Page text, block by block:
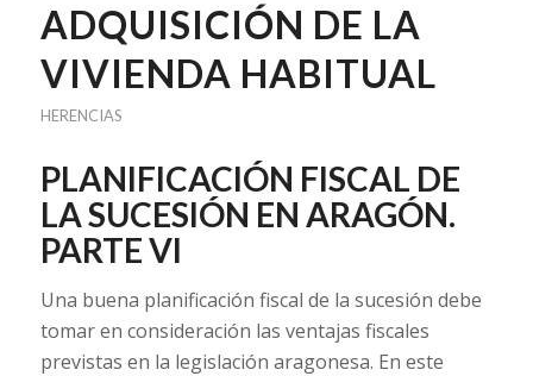
ADQUISICIÓN DE LA
VIVIENDA HABITUAL
HERENCIAS
PLANIFICACIÓN FISCAL DE
LA SUCESIÓN EN ARAGÓN.
PARTE VI
Una buena planificación fiscal de la sucesión debe
tomar en consideración las ventajas fiscales
previstas en la legislación aragonesa. En este